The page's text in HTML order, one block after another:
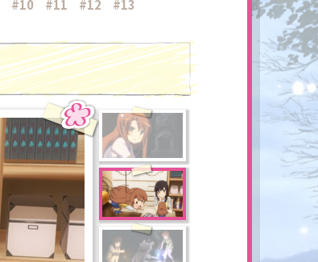
#10 #11 #12 #13